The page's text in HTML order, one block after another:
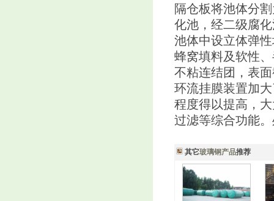
隔仓板将池体分
化池，经二级腐
池体中设立体弹
蜂窝填料及软性
不粘连结团，表
环流挂膜装置加
程度得以提高，
过滤等综合功能
其它玻璃钢产品推荐